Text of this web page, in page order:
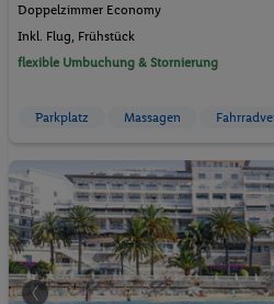
Doppelzimmer Economy
Inkl. Flug, Frühstück
flexible Umbuchung & Stornierung
Parkplatz Massagen